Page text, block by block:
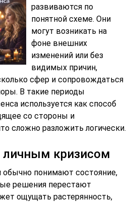
развиваются по
понятной схеме. Они
могут возникать на
фоне внешних
изменений или без
видимых причин,
сфер и сопровождаться
В такие периоды
используется как способ
со стороны и
сложно разложить логически.
кризисом
понимают состояние,
решения перестают
ощущать растерянность,